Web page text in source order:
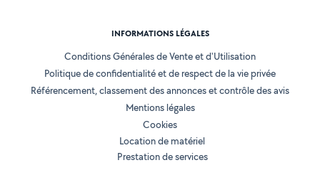
INFORMATIONS LÉGALES
Conditions Générales de Vente et d'Utilisation
Politique de confidentialité et de respect de la vie privée
Référencement, classement des annonces et contrôle des avis
Mentions légales
Cookies
Location de matériel
Prestation de services